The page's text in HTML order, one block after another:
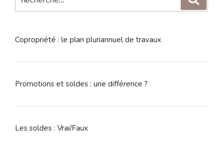
pour
Copropriété : le plan pluriannuel de travaux
Promotions et soldes : une différence ?
Les soldes : Vrai/Faux